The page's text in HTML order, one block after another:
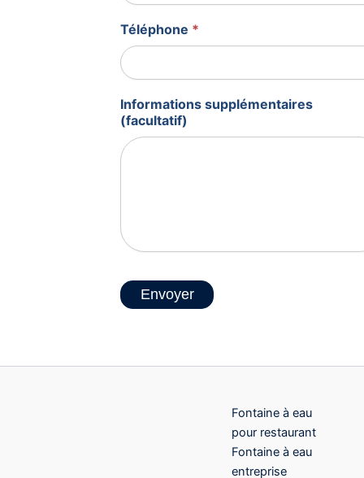
Téléphone *
Informations supplémentaires
(facultatif)
Envoyer
Fontaine à eau
pour restaurant
Fontaine à eau
entreprise